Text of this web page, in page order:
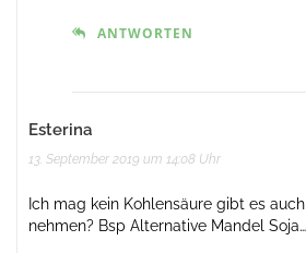
ANTWORTEN
Esterina
13. September 2019 um 14:08 Uhr
Ich mag kein Kohlensäure gibt es
nehmen? Bsp Alternative Mandel